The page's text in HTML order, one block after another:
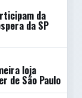
da
da SP
loja
de São Paulo